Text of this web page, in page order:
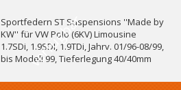
r
Sportfedern ST Suspensions ''Made by
KW'' für VW Polo (6KV) Limousine
1.7SDi, 1.9SDI, 1.9TDi, Jahrv. 01/96-08/99,
bis Modell 99, Tieferlegung 40/40mm